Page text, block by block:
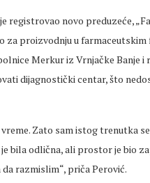
registrovao novo preduzeće,
za proizvodnju u farmaceutskim
Merkur iz Vrnjačke Banje i
dijagnostički centar, što
Zato sam istog trenutka
bila odlična, ali prostor je bio
razmislim“, priča Perović.